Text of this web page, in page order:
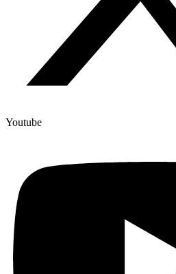
Youtube